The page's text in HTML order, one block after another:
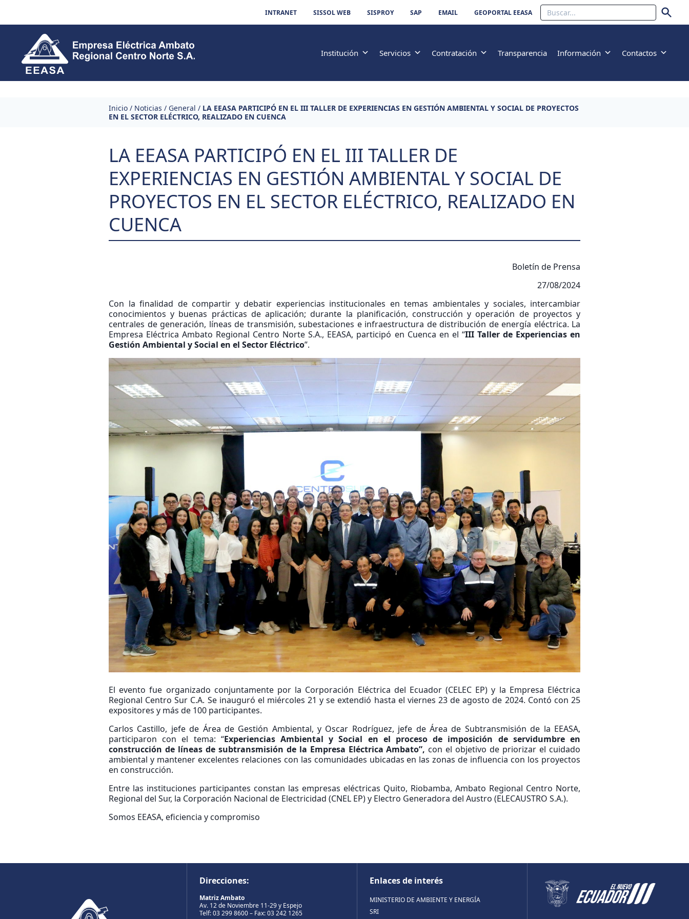
INTRANET SISSOL WEB SISPROY SAP EMAIL GEOPORTAL EEASA Buscar
Institución Servicios Contratación Transparencia Información Contactos
Inicio / Noticias / General / LA EEASA PARTICIPÓ EN EL III TALLER DE EXPERIENCIAS EN GESTIÓN AMBIENTAL Y SOCIAL DE PROYECTOS
EN EL SECTOR ELÉCTRICO, REALIZADO EN CUENCA
LA EEASA PARTICIPÓ EN EL III TALLER DE
EXPERIENCIAS EN GESTIÓN AMBIENTAL Y SOCIAL DE
PROYECTOS EN EL SECTOR ELÉCTRICO, REALIZADO EN
CUENCA
Boletín de Prensa
27/08/2024
Con la finalidad de compartir y debatir experiencias institucionales en temas ambientales y sociales, intercambiar
conocimientos y buenas prácticas de aplicación; durante la planificación, construcción y operación de proyectos y
centrales de generación, líneas de transmisión, subestaciones e infraestructura de distribución de energía eléctrica. La
Empresa Eléctrica Ambato Regional Centro Norte S.A., EEASA, participó en Cuenca en el “III Taller de Experiencias en
Gestión Ambiental y Social en el Sector Eléctrico”.
El evento fue organizado conjuntamente por la Corporación Eléctrica del Ecuador (CELEC EP) y la Empresa Eléctrica
Regional Centro Sur C.A. Se inauguró el miércoles 21 y se extendió hasta el viernes 23 de agosto de 2024. Contó con 25
expositores y más de 100 participantes.
Carlos Castillo, jefe de Área de Gestión Ambiental, y Oscar Rodríguez, jefe de Área de Subtransmisión de la EEASA,
participaron con el tema: “Experiencias Ambiental y Social en el proceso de imposición de servidumbre en
construcción de líneas de subtransmisión de la Empresa Eléctrica Ambato”,con el objetivo de priorizar el cuidado
ambiental y mantener excelentes relaciones con las comunidades ubicadas en las zonas de influencia con los proyectos
en construcción.
Entre las instituciones participantes constan las empresas eléctricas Quito, Riobamba, Ambato Regional Centro Norte,
Regional del Sur, la Corporación Nacional de Electricidad (CNEL EP) y Electro Generadora del Austro (ELECAUSTRO S.A.).
Somos EEASA, eficiencia y compromiso
Direcciones:
Matriz Ambato
Av. 12 de Noviembre 11-29 y Espejo
Telf: 03 299 8600 – Fax: 03 242 1265
Enlaces de interés
MINISTERIO DE AMBIENTE Y ENERGÍA
SRI